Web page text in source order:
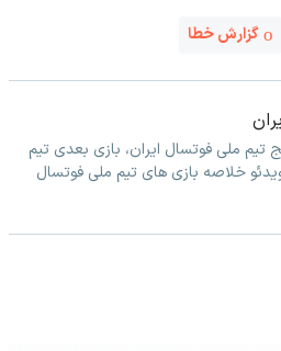
گزارش خطا
تیم ملی فوتسال ایران، بازی بعدی تیم
خلاصه بازی های تیم ملی فوتسال